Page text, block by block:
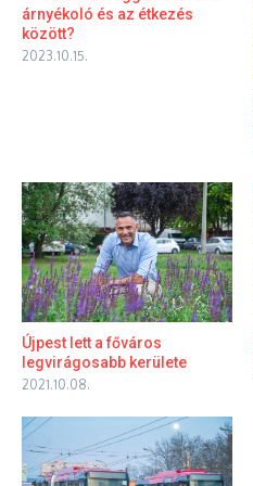
árnyékoló és az étkezés
között?
2023.10.15.
Újpest lett a főváros
legvirágosabb kerülete
2021.10.08.